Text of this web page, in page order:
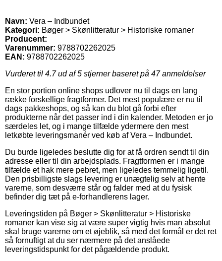
Navn: Vera – Indbundet
Kategori: Bøger > Skønlitteratur > Historiske romaner
Producent:
Varenummer: 9788702262025
EAN: 9788702262025
Vurderet til 4.7ud af 5 stjerner baseret på 47anmeldelser
En stor portion online shops udlover nu til dags en lang
række forskellige fragtformer. Det mest populære er nu til
dags pakkeshops, og så kan du blot gå forbi efter
produkterne når det passer ind i din kalender. Metoden er jo
særdeles let, og i mange tilfælde ydermere den mest
letkøbte leveringsmanér ved køb af Vera – Indbundet.
Du burde ligeledes beslutte dig for at få ordren sendt til din
adresse eller til din arbejdsplads. Fragtformen er i mange
tilfælde et hak mere pebret, men ligeledes temmelig ligetil.
Den prisbilligste slags levering er unægtelig selv at hente
varerne, som desværre står og falder med at du fysisk
befinder dig tæt på e-forhandlerens lager.
Leveringstiden på Bøger > Skønlitteratur > Historiske
romaner kan vise sig at være super vigtig hvis man absolut
skal bruge varerne om et øjeblik, så med det formål er det ret
så fornuftigt at du ser nærmere på det anslåede
leveringstidspunkt for det pågældende produkt.